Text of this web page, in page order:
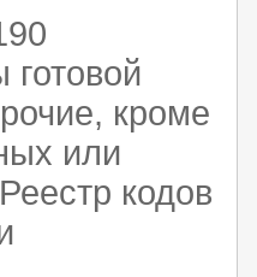
кроме
или
кодов